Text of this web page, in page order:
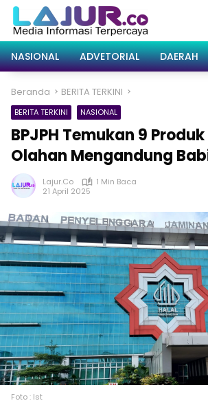
Langsung
konten
NASIONAL
ADVETORIAL DAERAH
Beranda BERITA TERKINI
BERITA TERKINI NASIONAL
BPJPH Temukan 9
Olahan Mengandung
Lajur.co
1 Min Baca
21 April 2025
Foto : Ist